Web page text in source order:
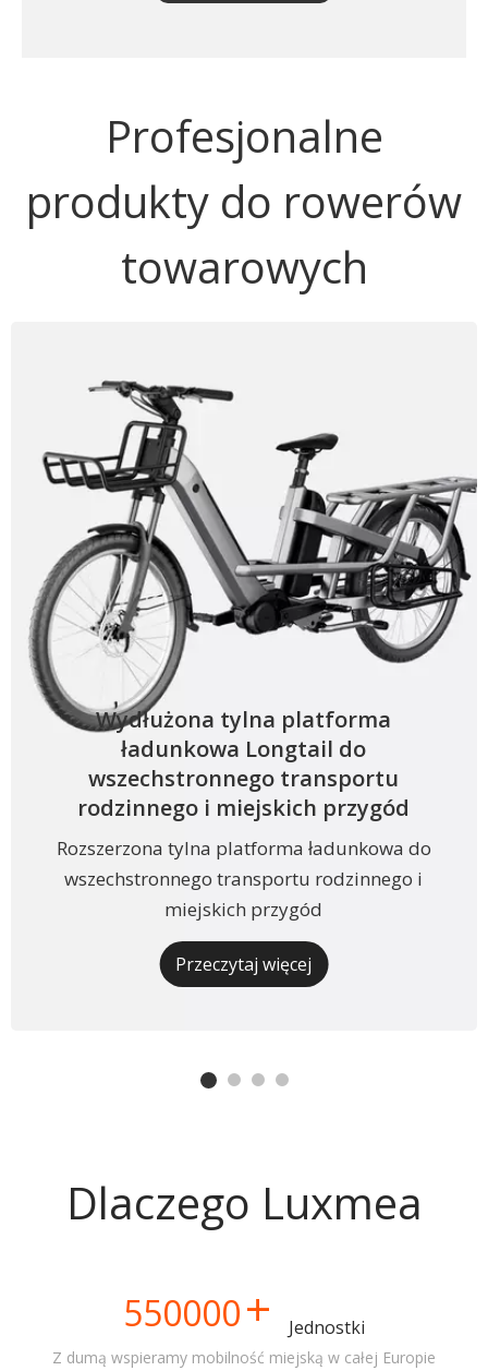
Profesjonalne
produkty do rowerów
towarowych
Wydłużona tylna platforma
ładunkowa Longtail do
wszechstronnego transportu
rodzinnego i miejskich przygód
Rozszerzona tylna platforma ładunkowa do
wszechstronnego transportu rodzinnego i
miejskich przygód
Przeczytaj więcej
Dlaczego Luxmea
550000+ Jednostki
Z dumą wspieramy mobilność miejską w całej Europie​​​​​​​